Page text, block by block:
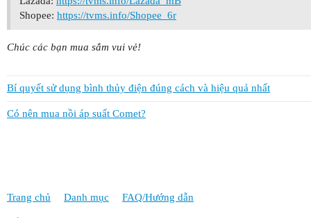
Shopee: https://tvms.info/Shopee_6r
Chúc các bạn mua sắm vui vẻ!
Bí quyết sử dụng bình thủy điện đúng cách và hiệu quả nhất
Có nên mua nồi áp suất Comet?
Trang chủ Danh mục FAQ/Hướng dẫn